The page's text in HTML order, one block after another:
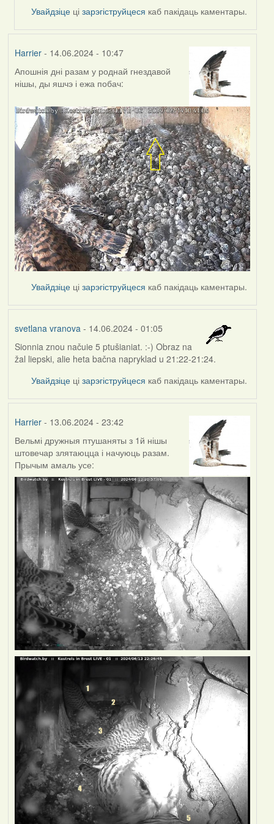
Увайдзіце цізарэгіструйцеся каб пакідаць каментары.
Harrier- 14.06.2024 - 10:47
Апошнія дні разам у роднай гнездавой
нішы, ды яшчэ і ежа побач:
Увайдзіце цізарэгіструйцеся каб пакідаць каментары.
svetlana vranova- 14.06.2024 - 01:05
Sionnia znou načuie 5 ptušianiat. :-) Obraz na
žal liepski, alie heta bačna napryklad u 21:22-21:24.
Увайдзіце цізарэгіструйцеся каб пакідаць каментары.
Harrier- 13.06.2024 - 23:42
Вельмі дружныя птушаняты з 1й нішы
штовечар злятаюцца і начуюць разам.
Прычым амаль усе: